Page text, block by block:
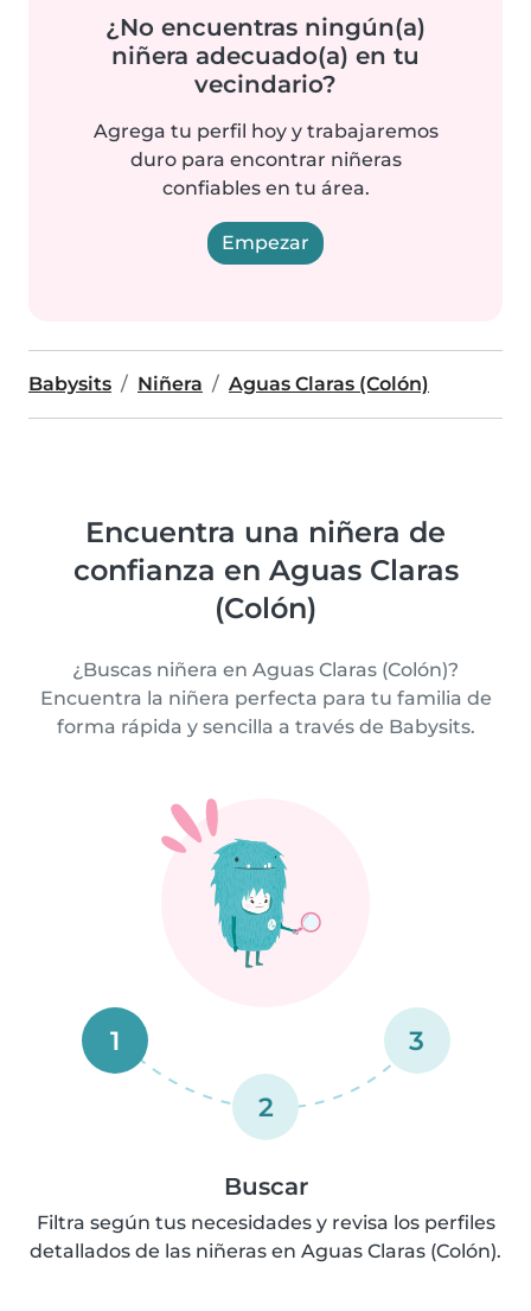
¿No encuentras ningún(a)
niñera adecuado(a) en tu
vecindario?
Agrega tu perfil hoy y trabajaremos
duro para encontrar niñeras
confiables en tu área.
Empezar
Babysits Niñera Aguas Claras (Colón)
Encuentra una niñera de
confianza en Aguas Claras
(Colón)
¿Buscas niñera en Aguas Claras (Colón)?
Encuentra la niñera perfecta para tu familia de
forma rápida y sencilla a través de Babysits.
1
2
3
Buscar
Filtra según tus necesidades y revisa los perfiles
detallados de las niñeras en Aguas Claras (Colón).